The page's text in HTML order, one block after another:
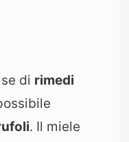
di rimedi
. Il miele